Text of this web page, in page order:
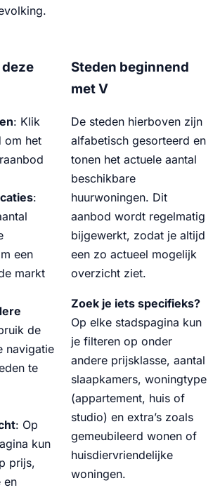
: Klik
om het
:
een
markt
de
navigatie
te
: Op
kun
prijs,
en
Steden beginnend
met V
De steden hierboven zijn
alfabetisch gesorteerd en
tonen het actuele aantal
beschikbare
huurwoningen. Dit
aanbod wordt regelmatig
bijgewerkt, zodat je altijd
een zo actueel mogelijk
overzicht ziet.
Zoek je iets specifieks?
Op elke stadspagina kun
je filteren op onder
andere prijsklasse, aantal
slaapkamers, woningtype
(appartement, huis of
studio) en extra’s zoals
gemeubileerd wonen of
huisdiervriendelijke
woningen.